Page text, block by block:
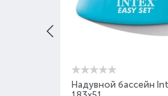
Надувной бассейн